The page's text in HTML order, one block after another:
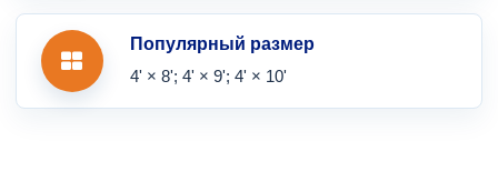
Популярный размер
4' × 8'; 4' × 9'; 4' × 10'